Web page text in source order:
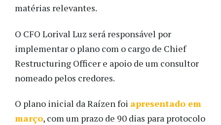
matérias relevantes.
O CFO Lorival Luz será responsável por
implementar o plano com o cargo de Chief
Restructuring Officer e apoio de um consultor
nomeado pelos credores.
O plano inicial da Raízen foi apresentado em
março, com um prazo de 90 dias para protocolo